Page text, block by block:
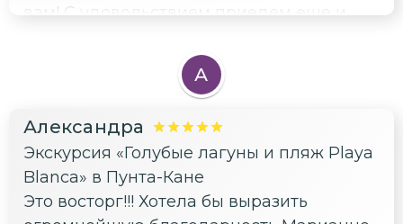
вам! С удовольствием приедем еще и
что с вами мы увидим еще много нового
и интересного! Рекомендую всем!
А
Александра
Экскурсия «Голубые лагуны и пляж Playa
Blanca» в Пунта-Кане
Это восторг!!! Хотела бы выразить